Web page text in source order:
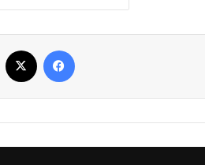
فیسبوک